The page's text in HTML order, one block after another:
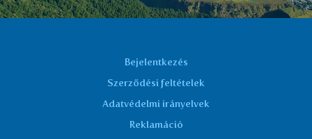
Bejelentkezés
Szerződési feltételek
Adatvédelmi irányelvek
Reklamáció